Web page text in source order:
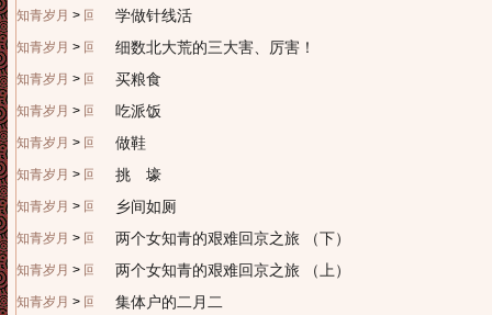
知青岁月 > 回忆往昔学做针线活
知青岁月 > 回忆往昔细数北大荒的三大害、厉害！
知青岁月 > 回忆往昔买粮食
知青岁月 > 回忆往昔吃派饭
知青岁月 > 回忆往昔
做鞋
知青岁月 > 回忆往昔挑 壕
知青岁月 > 回忆往昔乡间如厕
知青岁月 > 回忆往昔两个女知青的艰难回京之旅 （下）
知青岁月 > 回忆往昔两个女知青的艰难回京之旅 （上）
知青岁月 > 回忆往昔集体户的二月二